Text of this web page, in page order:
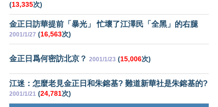
(13,335次)
金正日訪華提前「暴光」 忙壞了江澤民「全黑」的右腿
2001/1/27 (16,563次)
金正日爲何密訪北京？ 2001/1/23 (15,006次)
江迷：怎麼老見金正日和朱鎔基? 難道新華社是朱鎔基的?
2001/1/21 (24,781次)